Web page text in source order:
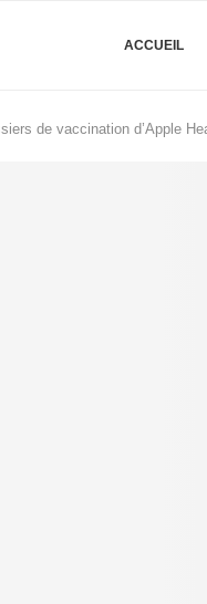
ACCUEIL
de vaccination d’Apple